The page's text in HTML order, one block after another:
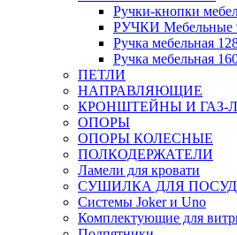
Ручки-кнопки
РУЧКИ Мебельные
Ручка мебельная
Ручка мебельная
ПЕТЛИ
НАПРАВЛЯЮЩИЕ
КРОНШТЕЙНЫ И ГАЗ-
ОПОРЫ
ОПОРЫ КОЛЕСНЫЕ
ПОЛКОДЕРЖАТЕЛИ
Ламели для кровати
СУШИЛКА ДЛЯ
Системы Joker и Uno
Комплектующие для